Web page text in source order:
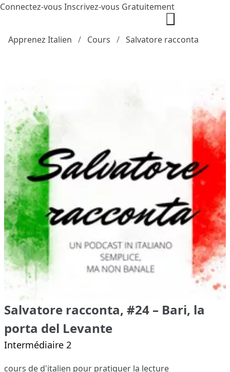
Connectez-vous Inscrivez-vous Gratuitement
Apprenez Italien Cours Salvatore racconta
Salvatore racconta, #24 – Bari, la
porta del Levante
Intermédiaire 2
cours de d'italien pour pratiquer la lecture